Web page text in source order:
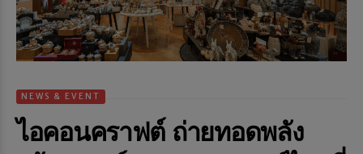
NEWS & EVENT
ไอคอนคราฟต์ ถ่ายทอดพลัง